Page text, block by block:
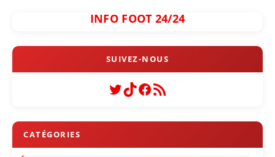
INFO FOOT 24/24
Twitter
TikTok
Facebook
Flux RSS